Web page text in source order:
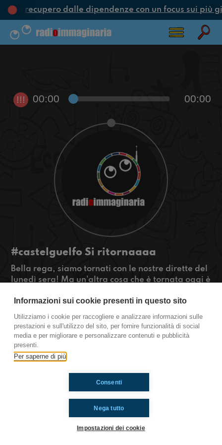
e recupero dalle dipendenze con un focus sui più
!!! 00:00 00:00
#castelguelfo Si ritornaaaa
Bella rega, siamo tornati con le nostre dirette del
lunedì sera! Ma un'altra cosa che è tornata oggi è
di Napoli!
#OkkinSu www.radioimmaginaria.it
Castel Guelfo
Informazioni sui cookie presenti in questo sito
Utilizziamo i cookie per raccogliere e analizzare informazioni sulle
prestazioni e sull'utilizzo del sito, per fornire funzionalità di social
media e per migliorare e personalizzare contenuti e pubblicità
presenti.
Per saperne di più
Nega tutto
Consenti
Impostazioni dei cookie